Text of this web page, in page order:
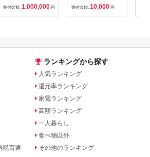
ゴルフクラブ ダンロ
ップ ゼクシオ スリク
ソン クリーブランド
ハイブリッド ウエッ
寄付金額: 1,000,000 円 寄付金額: 10,000 円
税百選
ランキングから探す
人気ランキング
還元率ランキング
家電ランキング
高額ランキング
一人暮らし
食べ物以外
その他のランキング